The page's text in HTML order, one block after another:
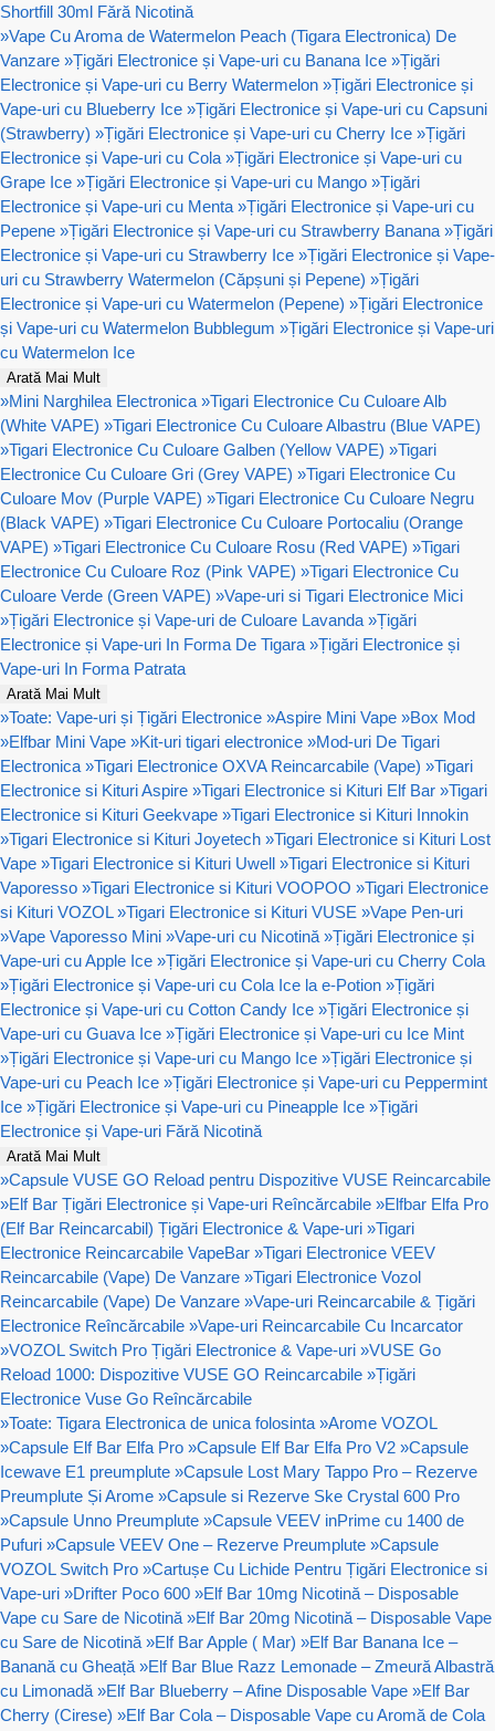
Shortfill 30ml Fără Nicotină
»Vape Cu Aroma de Watermelon Peach (Tigara Electronica) De
Vanzare »Țigări Electronice și Vape-uri cu Banana Ice »Țigări
Electronice și Vape-uri cu Berry Watermelon »Țigări Electronice și
Vape-uri cu Blueberry Ice »Țigări Electronice și Vape-uri cu Capsuni
(Strawberry) »Țigări Electronice și Vape-uri cu Cherry Ice »Țigări
Electronice și Vape-uri cu Cola »Țigări Electronice și Vape-uri cu
Grape Ice »Țigări Electronice și Vape-uri cu Mango »Țigări
Electronice și Vape-uri cu Menta »Țigări Electronice și Vape-uri cu
Pepene »Țigări Electronice și Vape-uri cu Strawberry Banana »Țigări
Electronice și Vape-uri cu Strawberry Ice »Țigări Electronice și Vape-
uri cu Strawberry Watermelon (Căpșuni și Pepene) »Țigări
Electronice și Vape-uri cu Watermelon (Pepene) »Țigări Electronice
și Vape-uri cu Watermelon Bubblegum »Țigări Electronice și Vape-uri
cu Watermelon Ice
Arată Mai Mult
»Mini Narghilea Electronica »Tigari Electronice Cu Culoare Alb
(White VAPE) »Tigari Electronice Cu Culoare Albastru (Blue VAPE)
»Tigari Electronice Cu Culoare Galben (Yellow VAPE) »Tigari
Electronice Cu Culoare Gri (Grey VAPE) »Tigari Electronice Cu
Culoare Mov (Purple VAPE) »Tigari Electronice Cu Culoare Negru
(Black VAPE) »Tigari Electronice Cu Culoare Portocaliu (Orange
VAPE) »Tigari Electronice Cu Culoare Rosu (Red VAPE) »Tigari
Electronice Cu Culoare Roz (Pink VAPE) »Tigari Electronice Cu
Culoare Verde (Green VAPE) »Vape-uri si Tigari Electronice Mici
»Țigări Electronice și Vape-uri de Culoare Lavanda »Țigări
Electronice și Vape-uri In Forma De Tigara »Țigări Electronice și
Vape-uri In Forma Patrata
Arată Mai Mult
»Toate: Vape-uri și Țigări Electronice »Aspire Mini Vape »Box Mod
»Elfbar Mini Vape »Kit-uri tigari electronice »Mod-uri De Tigari
Electronica »Tigari Electronice OXVA Reincarcabile (Vape) »Tigari
Electronice si Kituri Aspire »Tigari Electronice si Kituri Elf Bar »Tigari
Electronice si Kituri Geekvape »Tigari Electronice si Kituri Innokin
»Tigari Electronice si Kituri Joyetech »Tigari Electronice si Kituri Lost
Vape »Tigari Electronice si Kituri Uwell »Tigari Electronice si Kituri
Vaporesso »Tigari Electronice si Kituri VOOPOO »Tigari Electronice
si Kituri VOZOL »Tigari Electronice si Kituri VUSE »Vape Pen-uri
»Vape Vaporesso Mini »Vape-uri cu Nicotină »Țigări Electronice și
Vape-uri cu Apple Ice »Țigări Electronice și Vape-uri cu Cherry Cola
»Țigări Electronice și Vape-uri cu Cola Ice la e-Potion »Țigări
Electronice și Vape-uri cu Cotton Candy Ice »Țigări Electronice și
Vape-uri cu Guava Ice »Țigări Electronice și Vape-uri cu Ice Mint
»Țigări Electronice și Vape-uri cu Mango Ice »Țigări Electronice și
Vape-uri cu Peach Ice »Țigări Electronice și Vape-uri cu Peppermint
Ice »Țigări Electronice și Vape-uri cu Pineapple Ice »Țigări
Electronice și Vape-uri Fără Nicotină
Arată Mai Mult
»Capsule VUSE GO Reload pentru Dispozitive VUSE Reincarcabile
»Elf Bar Țigări Electronice și Vape-uri Reîncărcabile »Elfbar Elfa Pro
(Elf Bar Reincarcabil) Țigări Electronice & Vape-uri »Tigari
Electronice Reincarcabile VapeBar »Tigari Electronice VEEV
Reincarcabile (Vape) De Vanzare »Tigari Electronice Vozol
Reincarcabile (Vape) De Vanzare »Vape-uri Reincarcabile & Țigări
Electronice Reîncărcabile »Vape-uri Reincarcabile Cu Incarcator
»VOZOL Switch Pro Țigări Electronice & Vape-uri »VUSE Go
Reload 1000: Dispozitive VUSE GO Reincarcabile »Țigări
Electronice Vuse Go Reîncărcabile
»Toate: Tigara Electronica de unica folosinta »Arome VOZOL
»Capsule Elf Bar Elfa Pro »Capsule Elf Bar Elfa Pro V2 »Capsule
Icewave E1 preumplute »Capsule Lost Mary Tappo Pro – Rezerve
Preumplute Și Arome »Capsule si Rezerve Ske Crystal 600 Pro
»Capsule Unno Preumplute »Capsule VEEV inPrime cu 1400 de
Pufuri »Capsule VEEV One – Rezerve Preumplute »Capsule
VOZOL Switch Pro »Cartușe Cu Lichide Pentru Țigări Electronice si
Vape-uri »Drifter Poco 600 »Elf Bar 10mg Nicotină – Disposable
Vape cu Sare de Nicotină »Elf Bar 20mg Nicotină – Disposable Vape
cu Sare de Nicotină »Elf Bar Apple ( Mar) »Elf Bar Banana Ice –
Banană cu Gheață »Elf Bar Blue Razz Lemonade – Zmeură Albastră
cu Limonadă »Elf Bar Blueberry – Afine Disposable Vape »Elf Bar
Cherry (Cirese) »Elf Bar Cola – Disposable Vape cu Aromă de Cola